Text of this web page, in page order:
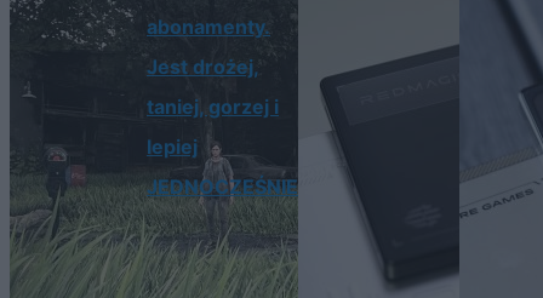
abonamenty.
Jest drożej,
taniej, gorzej i
lepiej
JEDNOCZEŚNIE